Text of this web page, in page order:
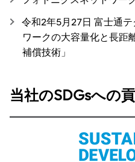
令和2年5月27日 富士通
ワークの大容量化と長距
補償技術」
当社のSDGsへの